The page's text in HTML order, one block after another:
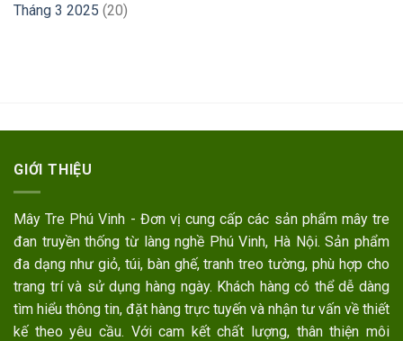
Tháng 3 2025 (20)
GIỚI THIỆU
Mây Tre Phú Vinh - Đơn vị cung cấp các sản phẩm mây tre
đan truyền thống từ làng nghề Phú Vinh, Hà Nội. Sản phẩm
đa dạng như giỏ, túi, bàn ghế, tranh treo tường, phù hợp cho
trang trí và sử dụng hàng ngày. Khách hàng có thể dễ dàng
tìm hiểu thông tin, đặt hàng trực tuyến và nhận tư vấn về thiết
kế theo yêu cầu. Với cam kết chất lượng, thân thiện môi